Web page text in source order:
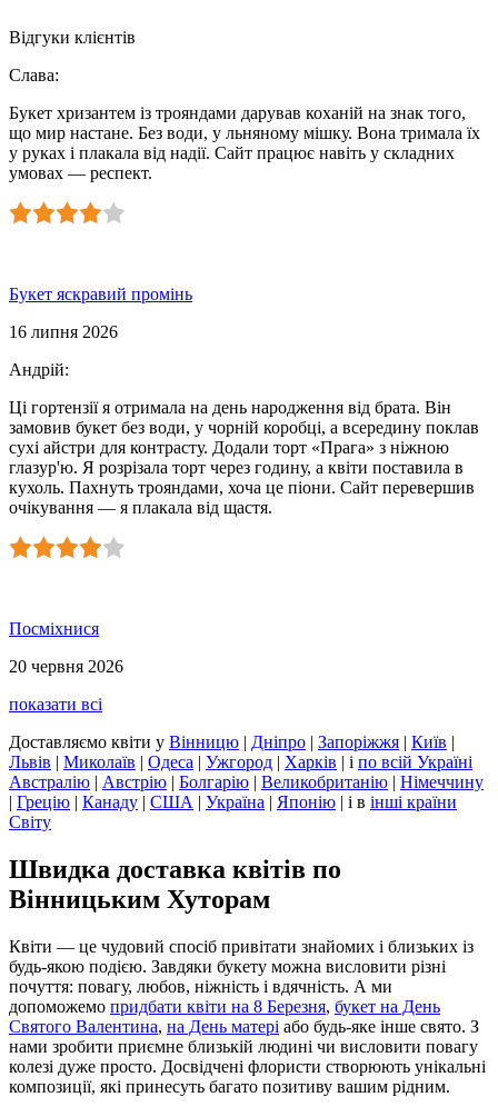
Відгуки клієнтів
Слава:
Букет хризантем із трояндами дарував коханій на знак того,
що мир настане. Без води, у льняному мішку. Вона тримала їх
у руках і плакала від надії. Сайт працює навіть у складних
умовах — респект.
Букет яскравий промінь
16 липня 2026
Андрій:
Ці гортензії я отримала на день народження від брата. Він
замовив букет без води, у чорній коробці, а всередину поклав
сухі айстри для контрасту. Додали торт «Прага» з ніжною
глазур'ю. Я розрізала торт через годину, а квіти поставила в
кухоль. Пахнуть трояндами, хоча це піони. Сайт перевершив
очікування — я плакала від щастя.
Посміхнися
20 червня 2026
показати всі
Доставляємо квіти у Вінницю | Дніпро | Запоріжжя | Київ |
Львів | Миколаїв | Одеса | Ужгород | Харків | і по всій Україні
Австралію | Австрію | Болгарію | Великобританію | Німеччину
| Грецію | Канаду | США | Україна | Японію | і в інші країни
Світу
Швидка доставка квітів по
Вінницьким Хуторам
Квіти — це чудовий спосіб привітати знайомих і близьких із
будь-якою подією. Завдяки букету можна висловити різні
почуття: повагу, любов, ніжність і вдячність. А ми
допоможемо придбати квіти на 8 Березня, букет на День
Святого Валентина, на День матері або будь-яке інше свято. З
нами зробити приємне близькій людині чи висловити повагу
колезі дуже просто. Досвідчені флористи створюють унікальні
композиції, які принесуть багато позитиву вашим рідним.